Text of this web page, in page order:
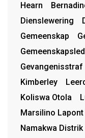
Hearn
Dienslewering
Gemeenskap
Gevangenisstraf
Kimberley
Koliswa Otola
Marsilino Lapont
Namakwa Distrik